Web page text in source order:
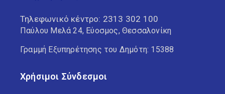
Τηλεφωνικό κέντρο: 2313 302 100
Παύλου Μελά 24, Εύοσμος, Θεσσαλονίκη
Γραμμή Εξυπηρέτησης του Δημότη: 15388
Χρήσιμοι Σύνδεσμοι